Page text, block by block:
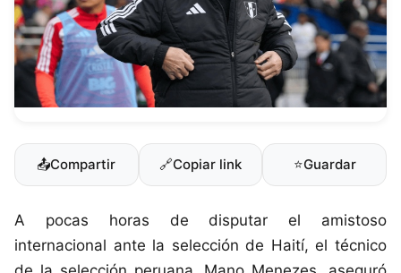
📤Compartir 🔗Copiar link ⭐Guardar
A pocas horas de disputar el amistoso
internacional ante la selección de Haití, el técnico